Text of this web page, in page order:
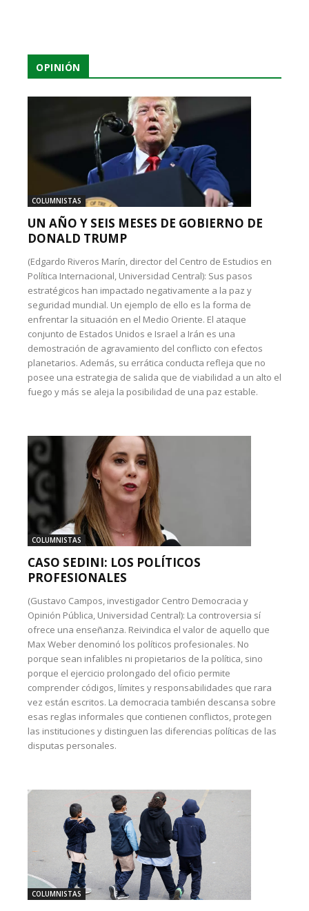
OPINIÓN
COLUMNISTAS
UN AÑO Y SEIS MESES DE GOBIERNO DE
DONALD TRUMP
(Edgardo Riveros Marín, director del Centro de Estudios en
Política Internacional, Universidad Central): Sus pasos
estratégicos han impactado negativamente a la paz y
seguridad mundial. Un ejemplo de ello es la forma de
enfrentar la situación en el Medio Oriente. El ataque
conjunto de Estados Unidos e Israel a Irán es una
demostración de agravamiento del conflicto con efectos
planetarios. Además, su errática conducta refleja que no
posee una estrategia de salida que de viabilidad a un alto el
fuego y más se aleja la posibilidad de una paz estable.
COLUMNISTAS
CASO SEDINI: LOS POLÍTICOS
PROFESIONALES
(Gustavo Campos, investigador Centro Democracia y
Opinión Pública, Universidad Central): La controversia sí
ofrece una enseñanza. Reivindica el valor de aquello que
Max Weber denominó los políticos profesionales. No
porque sean infalibles ni propietarios de la política, sino
porque el ejercicio prolongado del oficio permite
comprender códigos, límites y responsabilidades que rara
vez están escritos. La democracia también descansa sobre
esas reglas informales que contienen conflictos, protegen
las instituciones y distinguen las diferencias políticas de las
disputas personales.
COLUMNISTAS